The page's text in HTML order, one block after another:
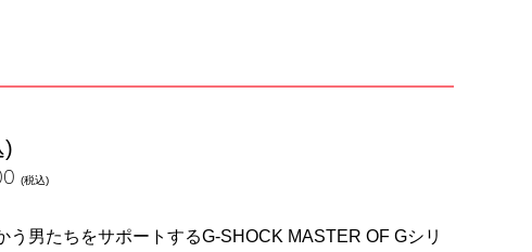
)
(税込)
う男たちをサポートするG-SHOCK MASTER OF Gシリ